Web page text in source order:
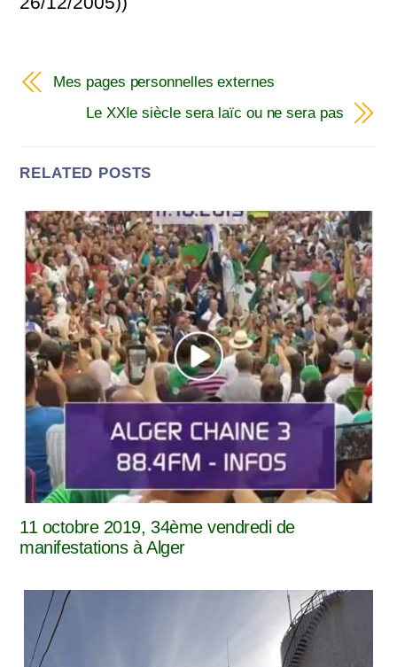
Mes pages personnelles externes
Le XXIe siècle sera laïc ou ne sera pas
RELATED POSTS
11 octobre 2019, 34ème vendredi de
manifestations à Alger